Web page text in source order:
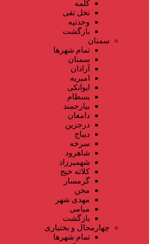
کلمه
نخل تقی
وحدتیه
بازگشت
سمنان
تمام شهر‌ها
سمنان
آرادان
امیریه
ایوانکی
بسطام
بیارجمند
دامغان
درجزین
دیباج
سرخه
شاهرود
شهمیرزاد
کلاته خیج
گرمسار
مجن
مهدی شهر
میامی
بازگشت
چهارمحال و بختیاری
تمام شهر‌ها